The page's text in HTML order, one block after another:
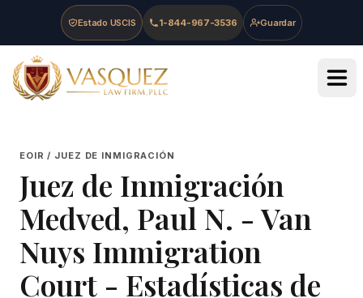
Skip to main content
Skip to navigation
Skip to footer
Estado USCIS 1-844-967-3536 Guardar
Vasquez Law Firm - Home
EOIR / JUEZ DE INMIGRACIÓN
Juez de Inmigración
Medved, Paul N. -Van
Nuys Immigration
Court - Estadísticas de